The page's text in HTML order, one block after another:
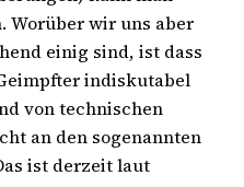
Worüber wir uns aber
einig sind, ist dass
indiskutabel
von technischen
an den sogenannten
ist derzeit laut